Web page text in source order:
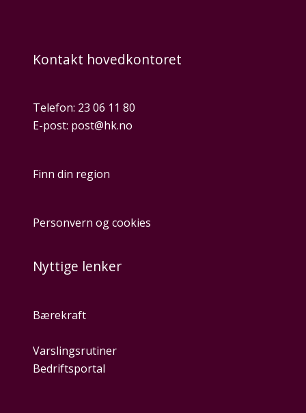
Kontakt hovedkontoret
Telefon: 23 06 11 80
E-post: post@hk.no
Finn din region
Personvern og cookies
Nyttige lenker
Bærekraft
Varslingsrutiner
Bedriftsportal